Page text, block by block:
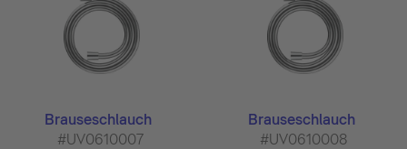
Brauseschlauch
#UV0610007
Brauseschlauch
#UV0610008